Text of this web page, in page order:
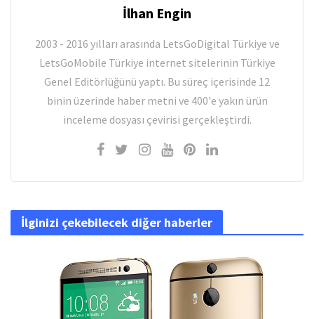
İlhan Engin
2003 - 2016 yılları arasında LetsGoDigital Türkiye ve
LetsGoMobile Türkiye internet sitelerinin Türkiye
Genel Editörlüğünü yaptı. Bu süreç içerisinde 12
binin üzerinde haber metni ve 400'e yakın ürün
inceleme dosyası çevirisi gerçekleştirdi.
İlginizi çekebilecek diğer haberler